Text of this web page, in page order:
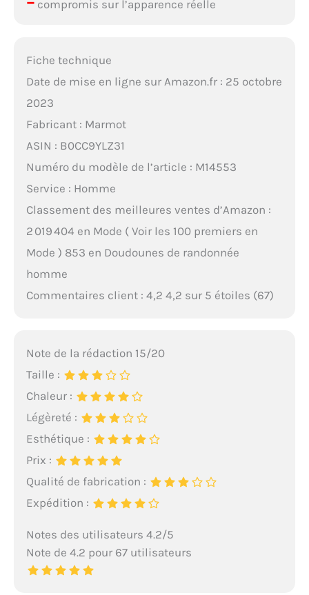
compromis sur l’apparence réelle
Fiche technique
Date de mise en ligne sur Amazon.fr : 25 octobre
2023
Fabricant : Marmot
ASIN : B0CC9YLZ31
Numéro du modèle de l’article : M14553
Service : Homme
Classement des meilleures ventes d’Amazon :
2 019 404 en Mode ( Voir les 100 premiers en
Mode ) 853 en Doudounes de randonnée
homme
Commentaires client : 4,2 4,2 sur 5 étoiles (67)
Note de la rédaction 15/20
Taille :
Chaleur :
Légèreté :
Esthétique :
Prix :
Qualité de fabrication :
Expédition :
Notes des utilisateurs 4.2/5
Note de 4.2 pour 67 utilisateurs